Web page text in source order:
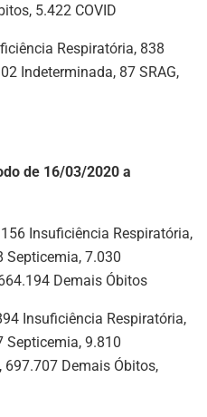
5.422 COVID
Respiratória, 838
Indeterminada, 87 SRAG,
de 16/03/2020 a
Insuficiência Respiratória,
Septicemia, 7.030
Demais Óbitos
Insuficiência Respiratória,
Septicemia, 9.810
697.707 Demais Óbitos,